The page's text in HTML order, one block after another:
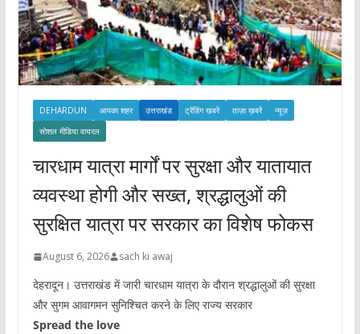
DEHARDUN आपका शहर उत्तराखंड ट्रेंडिंग खबरें ताज़ा ख़बरें
न्यूज़
सोशल मीडिया वायरल
चारधाम यात्रा मार्गों पर सुरक्षा और यातायात
व्यवस्था होगी और सख्त, श्रद्धालुओं की
सुरक्षित यात्रा पर सरकार का विशेष फोकस
August 6, 2026 sach ki awaj
देहरादून। उत्तराखंड में जारी चारधाम यात्रा के दौरान श्रद्धालुओं की सुरक्षा
और सुगम आवागमन सुनिश्चित करने के लिए राज्य सरकार
Spread the love